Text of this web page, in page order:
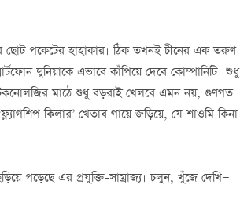
ছোট পকেটের হাহাকার। ঠিক তখনই চীনের এক তরুণ
দুনিয়াকে এভাবে কাঁপিয়ে দেবে কোম্পানিটি। শুধু
মাঠে শুধু বড়রাই খেলবে এমন নয়, গুণগত
কিলার’ খেতাব গায়ে জড়িয়ে, যে শাওমি কিনা
পড়েছে এর প্রযুক্তি-সাম্রাজ্য। চলুন, খুঁজে দেখি—